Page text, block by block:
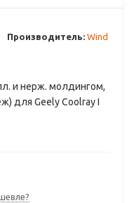
Производитель: Wind
и нерж. молдингом,
для Geely Coolray I